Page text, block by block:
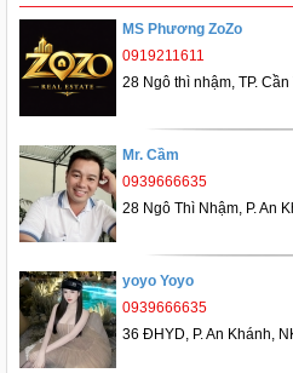
MS Phương ZoZo
0919211611
28 Ngô thì nhậm, TP.
Mr. Cầm
0939666635
28 Ngô Thì Nhậm, P. An
yoyo Yoyo
0939666635
36 ĐHYD, P. An Khánh,